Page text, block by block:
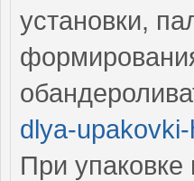
установки,
dlya-
При